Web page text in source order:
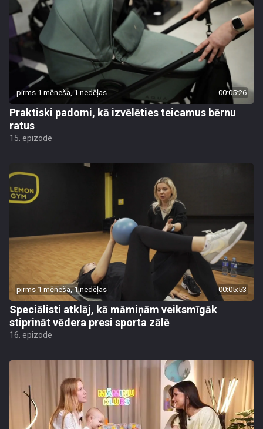
pirms 1 mēneša, 1 nedēļas 00:05:26
Praktiski padomi, kā izvēlēties teicamus bērnu
ratus
15. epizode
pirms 1 mēneša, 1 nedēļas 00:05:53
Speciālisti atklāj, kā māmiņām veiksmīgāk
stiprināt vēdera presi sporta zālē
16. epizode